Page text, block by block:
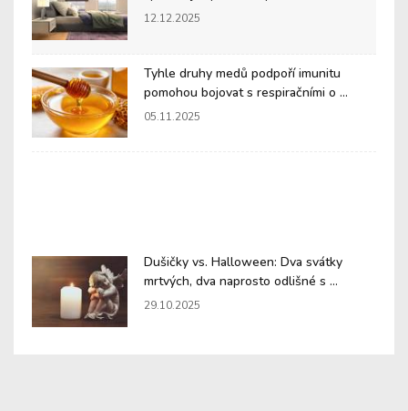
12.12.2025
Tyhle druhy medů podpoří imunitu
pomohou bojovat s respiračními o ...
05.11.2025
Dušičky vs. Halloween: Dva svátky
mrtvých, dva naprosto odlišné s ...
29.10.2025